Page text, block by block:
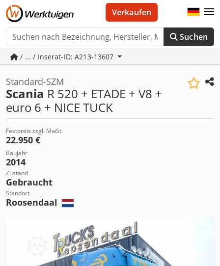
Suchen
Verkaufen
/ ... / Inserat-ID: A213-13607
Standard-SZM
Scania R 520 + ETADE + V8 +
euro 6 + NICE TUCK
Festpreis zzgl. MwSt.
22.950 €
Baujahr
2014
Zustand
Gebraucht
Standort
Roosendaal